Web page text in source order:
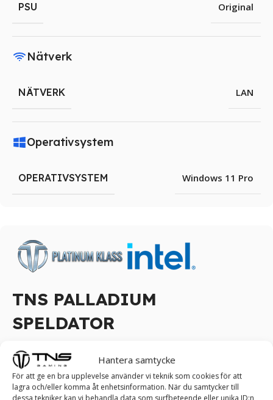
Hantera samtycke
För att ge en bra upplevelse använder vi teknik som cookies för att
lagra och/eller komma åt enhetsinformation. När du samtycker till
dessa tekniker kan vi behandla data som surfbeteende eller unika ID:n
TNS PALLADIUM
SPELDATOR
Ta kontroll över spelet: Upplev estetik och
skönhet med vår TNS PALLADIUM Speldator!
De mest krävande och entusiastiska spelarna väljer en TNS
PSU Original
Nätverk
NÄTVERK LAN
Operativsystem
OPERATIVSYSTEM Windows 11 Pro